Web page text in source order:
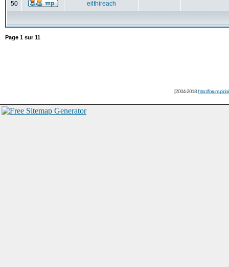
50 eilthireach
Page 1 sur11
[2004-2018http://